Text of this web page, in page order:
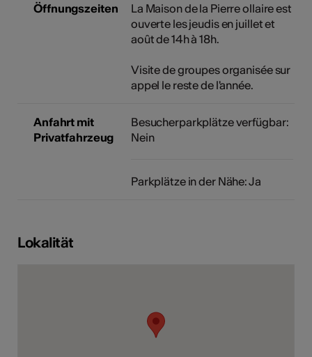
Öffnungszeiten
La Maison de la Pierre ollaire est
ouverte les jeudis en juillet et
août de 14h à 18h.
Visite de groupes organisée sur
appel le reste de l'année.
Anfahrt mit
Privatfahrzeug
Besucherparkplätze verfügbar:
Nein
Parkplätze in der Nähe: Ja
Lokalität